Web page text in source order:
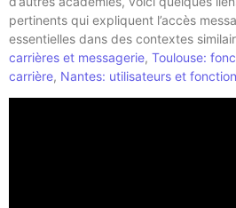
pertinents qui expliquent l’accès
essentielles dans des contextes
carrières et messagerie, Toulouse:
carrière, Nantes: utilisateurs et